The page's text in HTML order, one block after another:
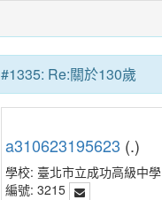
#1335: Re:關於130歲
a310623195623 (.)
學校: 臺北市立成功高級中學
編號: 3215